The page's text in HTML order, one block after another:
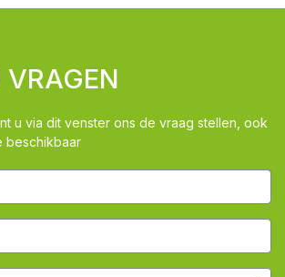
VRAGEN
u via dit venster ons de vraag stellen, ook
beschikbaar